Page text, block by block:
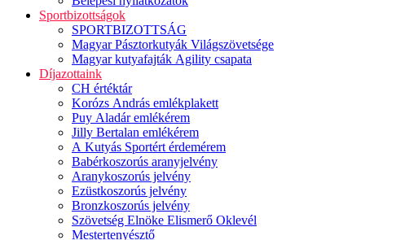
Sportbizottságok
SPORTBIZOTTSÁG
Magyar Pásztorkutyák Világszövetsége
Magyar kutyafajták Agility csapata
Díjazottaink
CH értéktár
Korózs András emlékplakett
Puy Aladár emlékérem
Jilly Bertalan emlékérem
A Kutyás Sportért érdemérem
Babérkoszorús aranyjelvény
Aranykoszorús jelvény
Ezüstkoszorús jelvény
Bronzkoszorús jelvény
Szövetség Elnöke Elismerő Oklevél
Mestertenyésztő